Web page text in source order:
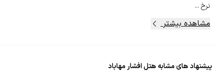
نرخ ...
مشاهده بیشتر
پیشنهاد های مشابه هتل افشار مهاباد